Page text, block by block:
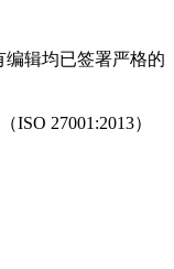
辑均已签署严格的
27001:2013）